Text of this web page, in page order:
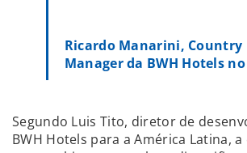
Ricardo Manarini, Country
Manager da BWH Hotels
Segundo Luis Tito, diretor de
BWH Hotels para a América Latina,